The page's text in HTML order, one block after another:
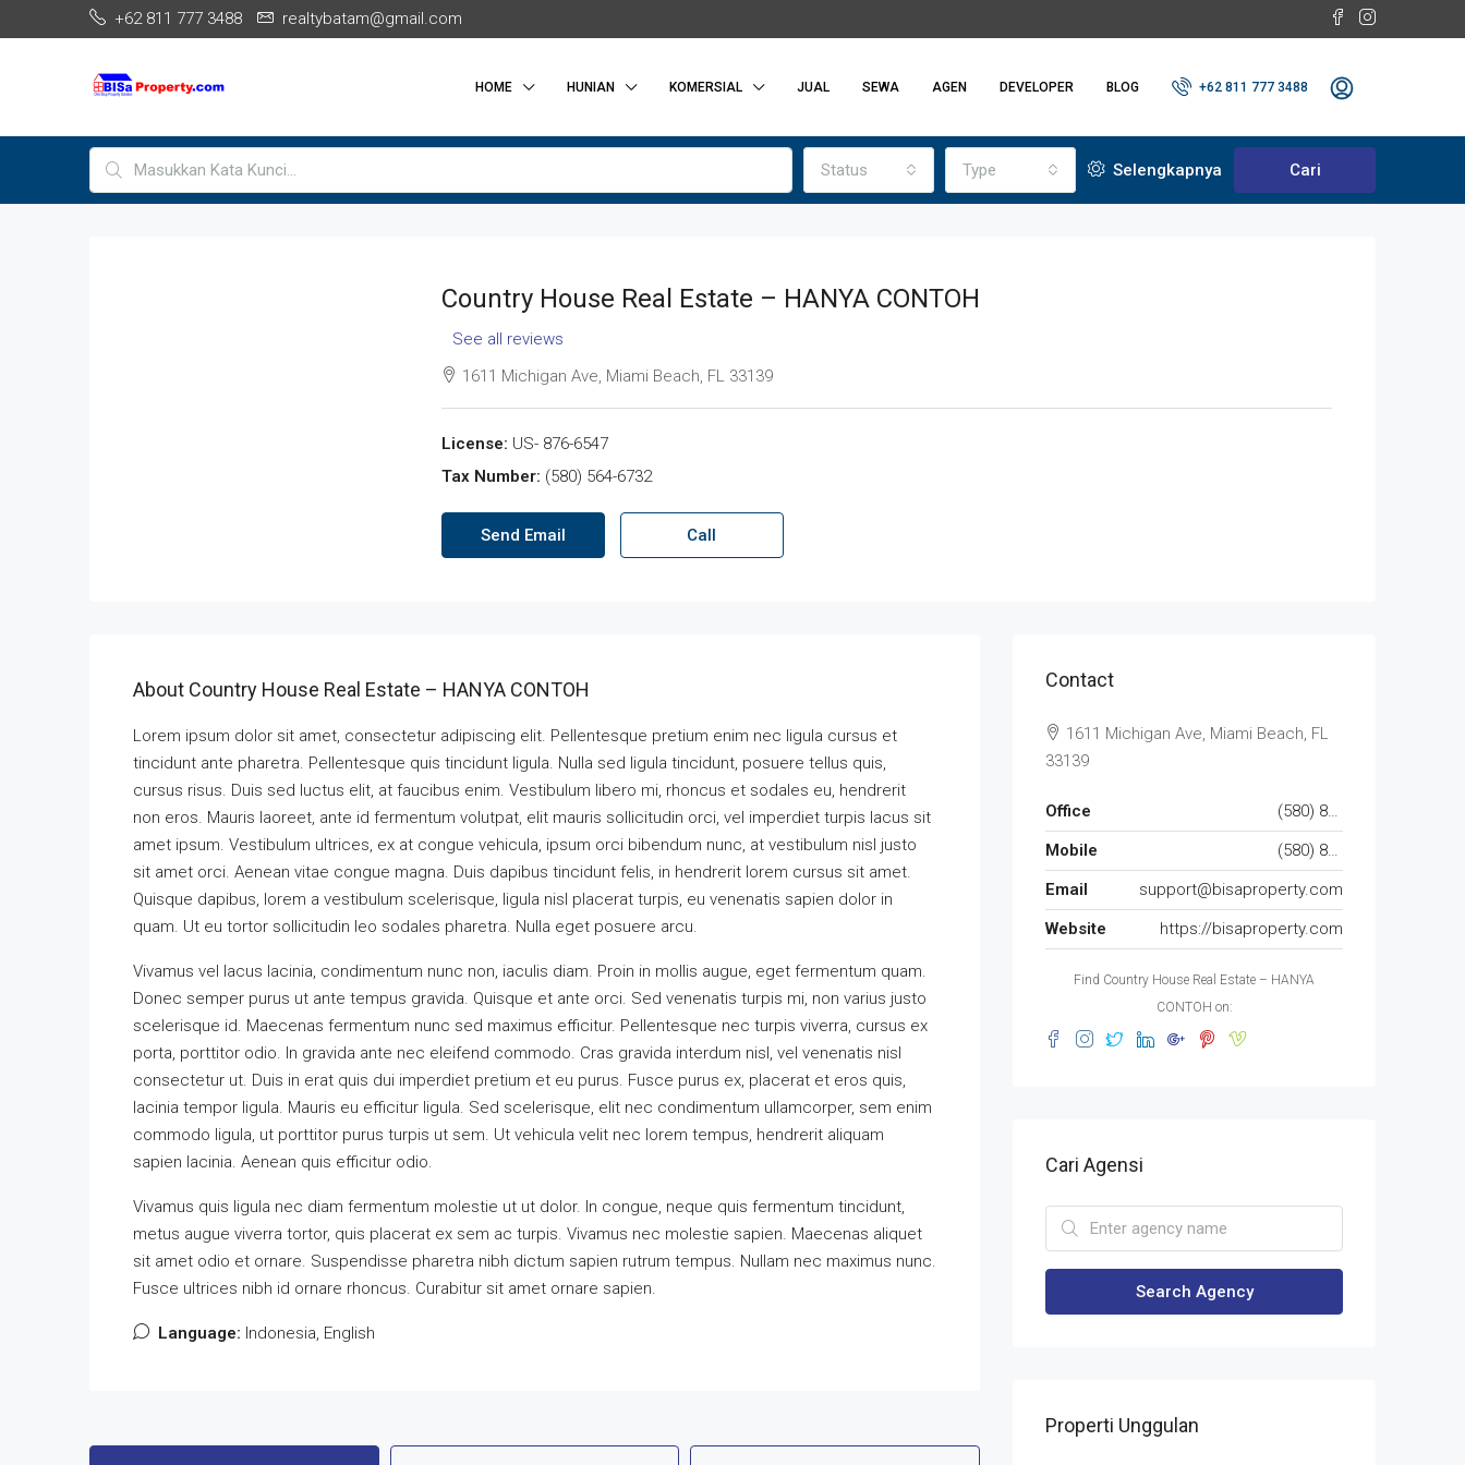
+62 811 777 3488 realtybatam@gmail.com
HOME HUNIAN KOMERSIAL JUAL SEWA AGEN DEVELOPER BLOG +62 811 777 3488
Status Type Selengkapnya Cari
Country House Real Estate – HANYA CONTOH
See all reviews
1611 Michigan Ave, Miami Beach, FL 33139
License: US- 876-6547
Tax Number: (580) 564-6732
Send Email Call
About Country House Real Estate – HANYA CONTOH
Lorem ipsum dolor sit amet, consectetur adipiscing elit. Pellentesque pretium enim nec ligula cursus et
tincidunt ante pharetra. Pellentesque quis tincidunt ligula. Nulla sed ligula tincidunt, posuere tellus quis,
cursus risus. Duis sed luctus elit, at faucibus enim. Vestibulum libero mi, rhoncus et sodales eu, hendrerit
non eros. Mauris laoreet, ante id fermentum volutpat, elit mauris sollicitudin orci, vel imperdiet turpis lacus sit
amet ipsum. Vestibulum ultrices, ex at congue vehicula, ipsum orci bibendum nunc, at vestibulum nisl justo
sit amet orci. Aenean vitae congue magna. Duis dapibus tincidunt felis, in hendrerit lorem cursus sit amet.
Quisque dapibus, lorem a vestibulum scelerisque, ligula nisl placerat turpis, eu venenatis sapien dolor in
quam. Ut eu tortor sollicitudin leo sodales pharetra. Nulla eget posuere arcu.
Vivamus vel lacus lacinia, condimentum nunc non, iaculis diam. Proin in mollis augue, eget fermentum quam.
Donec semper purus ut ante tempus gravida. Quisque et ante orci. Sed venenatis turpis mi, non varius justo
scelerisque id. Maecenas fermentum nunc sed maximus efficitur. Pellentesque nec turpis viverra, cursus ex
porta, porttitor odio. In gravida ante nec eleifend commodo. Cras gravida interdum nisl, vel venenatis nisl
consectetur ut. Duis in erat quis dui imperdiet pretium et eu purus. Fusce purus ex, placerat et eros quis,
lacinia tempor ligula. Mauris eu efficitur ligula. Sed scelerisque, elit nec condimentum ullamcorper, sem enim
commodo ligula, ut porttitor purus turpis ut sem. Ut vehicula velit nec lorem tempus, hendrerit aliquam
sapien lacinia. Aenean quis efficitur odio.
Vivamus quis ligula nec diam fermentum molestie ut ut dolor. In congue, neque quis fermentum tincidunt,
metus augue viverra tortor, quis placerat ex sem ac turpis. Vivamus nec molestie sapien. Maecenas aliquet
sit amet odio et ornare. Suspendisse pharetra nibh dictum sapien rutrum tempus. Nullam nec maximus nunc.
Fusce ultrices nibh id ornare rhoncus. Curabitur sit amet ornare sapien.
Language: Indonesia, English
Contact
1611 Michigan Ave, Miami Beach, FL
33139
Office
(580) 853-7390
Mobile
(580) 853-6732
Email
support@bisaproperty.com
Website
https://bisaproperty.com
Find Country House Real Estate – HANYA
CONTOH on:
Cari Agensi
Search Agency
Properti Unggulan